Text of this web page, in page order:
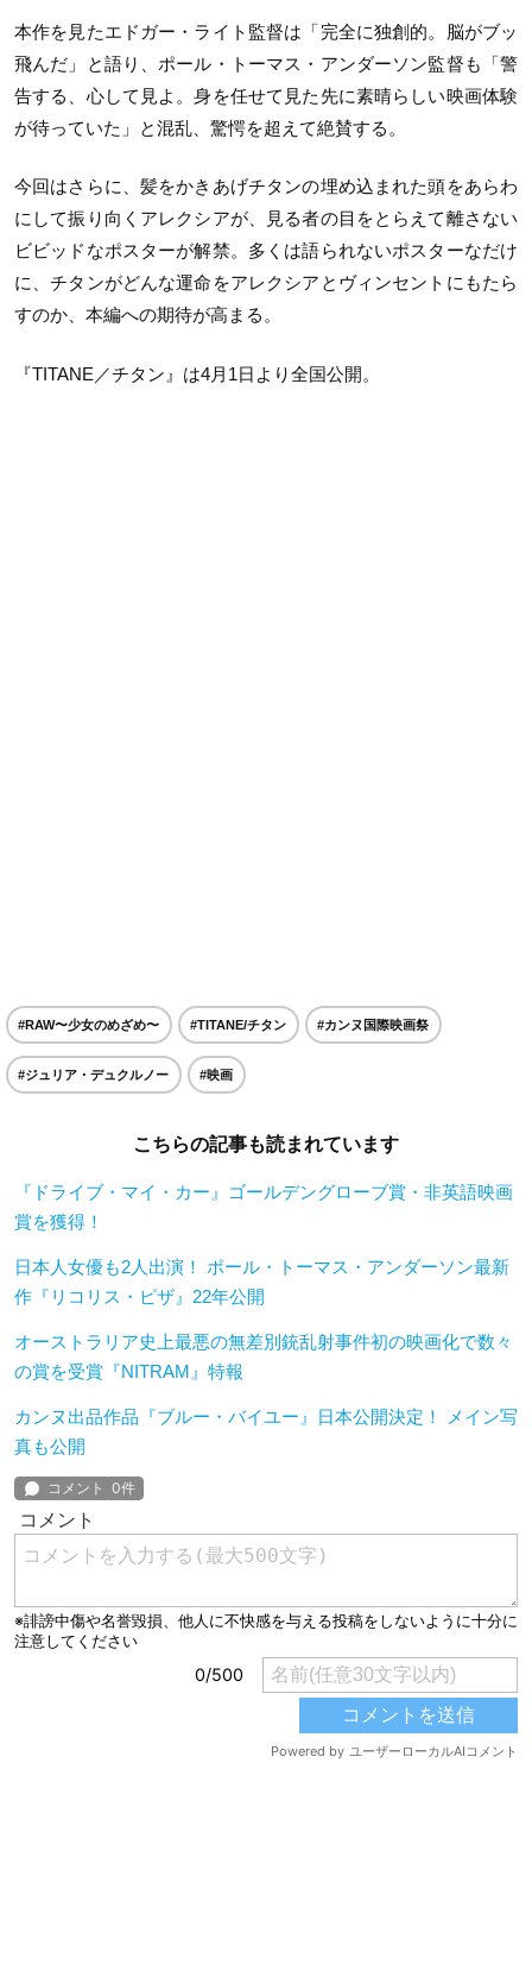
本作を見たエドガー・ライト監督は「完全に独創的。脳がブッ
飛んだ」と語り、ポール・トーマス・アンダーソン監督も「警
告する、心して見よ。身を任せて見た先に素晴らしい映画体験
が待っていた」と混乱、驚愕を超えて絶賛する。
今回はさらに、髪をかきあげチタンの埋め込まれた頭をあらわ
にして振り向くアレクシアが、見る者の目をとらえて離さない
ビビッドなポスターが解禁。多くは語られないポスターなだけ
に、チタンがどんな運命をアレクシアとヴィンセントにもたら
すのか、本編への期待が高まる。
『TITANE／チタン』は4月 1日より全国公開。
#RAW〜少女のめざめ〜 #TITANE/チタン #カンヌ国際映画祭
#ジュリア・デュクルノー #映画
こちらの記事も読まれています
『ドライブ・マイ・カー』ゴールデングローブ賞・非英語映画
賞を獲得！
日本人女優も2人出演！ ポール・トーマス・アンダーソン最新
作『リコリス・ピザ』22年公開
オーストラリア史上最悪の無差別銃乱射事件初の映画化で数々
の賞を受賞『NITRAM』特報
カンヌ出品作品『ブルー・バイユー』日本公開決定！ メイン写
真も公開